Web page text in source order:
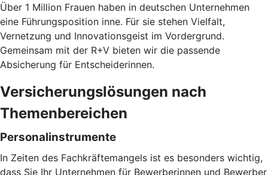
Über 1 Million Frauen haben in deutschen Unternehmen
eine Führungsposition inne. Für sie stehen Vielfalt,
Vernetzung und Innovationsgeist im Vordergrund.
Gemeinsam mit der R+V bieten wir die passende
Absicherung für Entscheiderinnen.
Versicherungslösungen nach
Themenbereichen
Personalinstrumente
In Zeiten des Fachkräftemangels ist es besonders wichtig,
dass Sie Ihr Unternehmen für Bewerberinnen und Bewerber